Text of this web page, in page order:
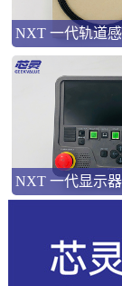
NXT 一代显示